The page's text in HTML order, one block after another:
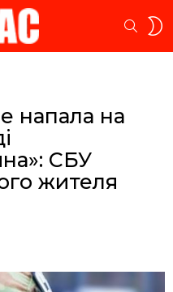
напала на
СБУ
жителя